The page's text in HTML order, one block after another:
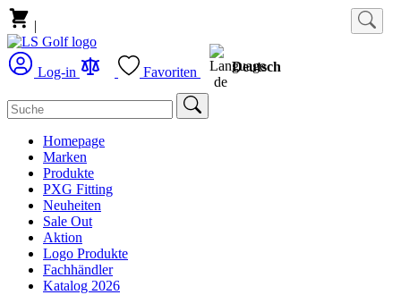
|
Log-in Favoriten Deutsch
Homepage
Marken
Produkte
PXG Fitting
Neuheiten
Sale Out
Aktion
Logo Produkte
Fachhändler
Katalog 2026